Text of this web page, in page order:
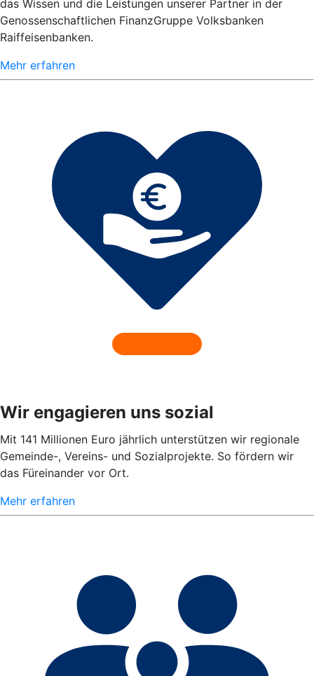
das Wissen und die Leistungen unserer Partner in der
Genossenschaftlichen FinanzGruppe Volksbanken
Raiffeisenbanken.
Mehr erfahren
Wir engagieren uns sozial
Mit 141 Millionen Euro jährlich unterstützen wir regionale
Gemeinde-, Vereins- und Sozialprojekte. So fördern wir
das Füreinander vor Ort.
Mehr erfahren